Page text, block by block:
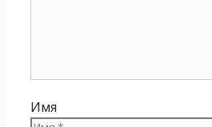
Имя